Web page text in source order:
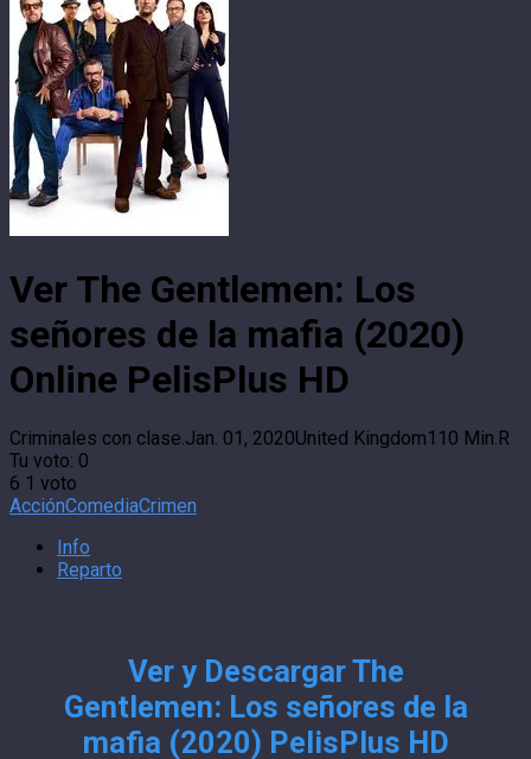
Ver The Gentlemen: Los
señores de la mafia (2020)
Online PelisPlus HD
Criminales con clase.Jan. 01, 2020United Kingdom110 Min.R
Tu voto: 0
6 1 voto
AcciónComediaCrimen
Info
Reparto
Ver y Descargar The
Gentlemen: Los señores de la
mafia (2020) PelisPlus HD